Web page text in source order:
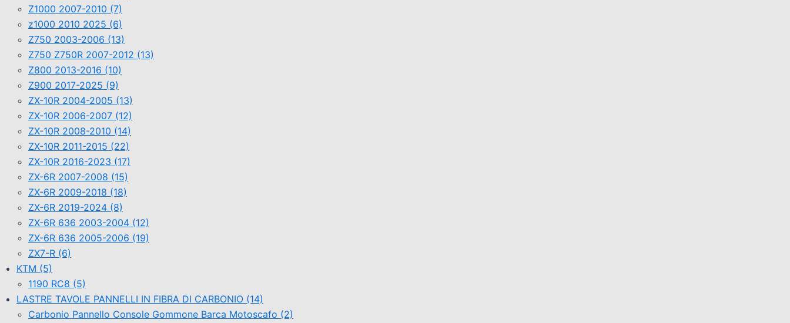
Z1000 2007-2010 (7)
z1000 2010 2025 (6)
Z750 2003-2006 (13)
Z750 Z750R 2007-2012 (13)
Z800 2013-2016 (10)
Z900 2017-2025 (9)
ZX-10R 2004-2005 (13)
ZX-10R 2006-2007 (12)
ZX-10R 2008-2010 (14)
ZX-10R 2011-2015 (22)
ZX-10R 2016-2023 (17)
ZX-6R 2007-2008 (15)
ZX-6R 2009-2018 (18)
ZX-6R 2019-2024 (8)
ZX-6R 636 2003-2004 (12)
ZX-6R 636 2005-2006 (19)
ZX7-R (6)
KTM (5)
1190 RC8 (5)
LASTRE TAVOLE PANNELLI IN FIBRA DI CARBONIO (14)
Carbonio Pannello Console Gommone Barca Motoscafo (2)